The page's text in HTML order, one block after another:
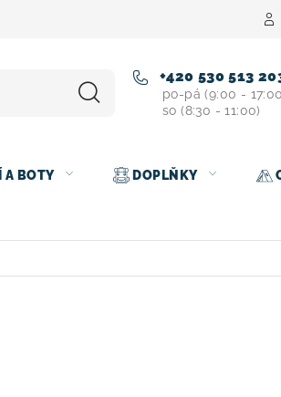
+420 530 513
po-pá (9:00 -
so (8:30 - 11:00)
A BOTY DOPLŇKY